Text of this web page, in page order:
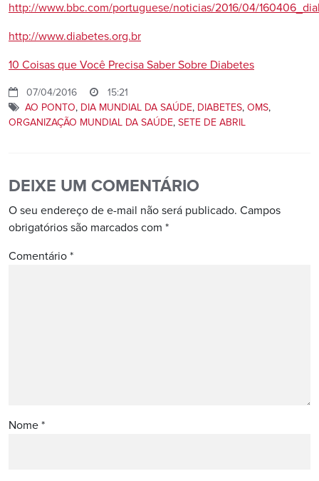
http://www.bbc.com/portuguese/noticias/2016/04/
http://www.diabetes.org.br
10 Coisas que Você Precisa Saber Sobre Diabetes
07/04/2016
15:21
AO PONTO, DIA MUNDIAL DA SAÚDE, DIABETES, OMS,
ORGANIZAÇÃO MUNDIAL DA SAÚDE, SETE DE ABRIL
DEIXE UM COMENTÁRIO
O seu endereço de e-mail não será publicado. Campos
obrigatórios são marcados com *
Comentário *
Nome *